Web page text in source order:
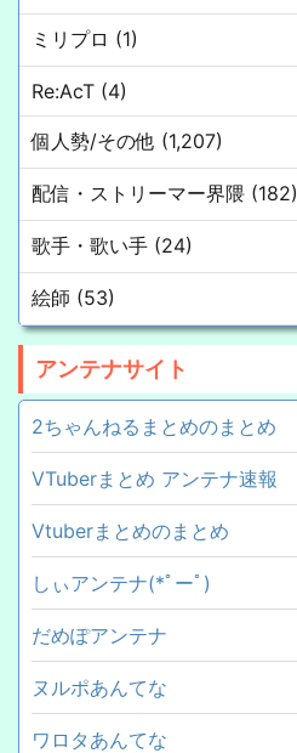
ミリプロ (1)
Re:AcT (4)
個人勢/その他 (1,207)
配信・ストリーマー界隈 (182)
歌手・歌い手 (24)
絵師 (53)
アンテナサイト
2ちゃんねるまとめのまとめ
VTuberまとめ アンテナ速報
Vtuberまとめのまとめ
しぃアンテナ(*ﾟーﾟ)
だめぽアンテナ
ヌルポあんてな
ワロタあんてな